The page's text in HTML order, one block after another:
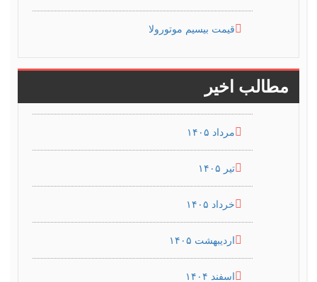
قیمت بیسیم موتورولا
مطالب اخیر
مرداد ۱۴۰۵
تیر ۱۴۰۵
خرداد ۱۴۰۵
اردیبهشت ۱۴۰۵
اسفند ۱۴۰۴